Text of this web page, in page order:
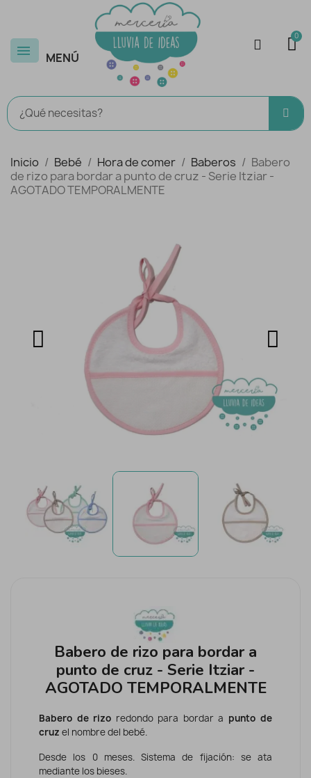
MENÚ
Inicio Bebé Hora de comer Baberos
Babero
de rizo para bordar a punto de cruz - Serie Itziar -
AGOTADO TEMPORALMENTE
Babero de rizo para bordar a
punto de cruz - Serie Itziar -
AGOTADO TEMPORALMENTE
Babero de rizo redondo para bordar a punto de
cruz el nombre del bebé.
Desde los 0 meses. Sistema de fijación: se ata
mediante los bieses.